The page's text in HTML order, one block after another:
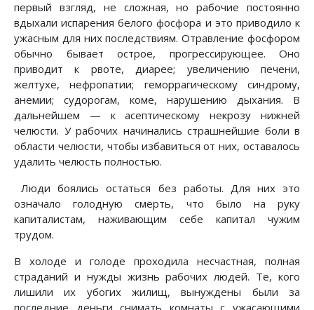
первый взгляд, не сложная, но рабочие постоянно
вдыхали испарения белого фосфора и это приводило к
ужасным для них последствиям. Отравление фосфором
обычно бывает острое, прогрессирующее. Оно
приводит к рвоте, диарее; увеличению печени,
желтухе, нефропатии; геморрагическому синдрому,
анемии; судорогам, коме, нарушению дыхания. В
дальнейшем — к асептическому некрозу нижней
челюсти. У рабочих начинались страшнейшие боли в
области челюсти, чтобы избавиться от них, оставалось
удалить челюсть полностью.
Люди боялись остаться без работы. Для них это
означало голодную смерть, что было на руку
капиталистам, наживающим себе капитал чужим
трудом.
В холоде и голоде проходила несчастная, полная
страданий и нужды жизнь рабочих людей. Те, кого
лишили их убогих жилищ, вынуждены были за